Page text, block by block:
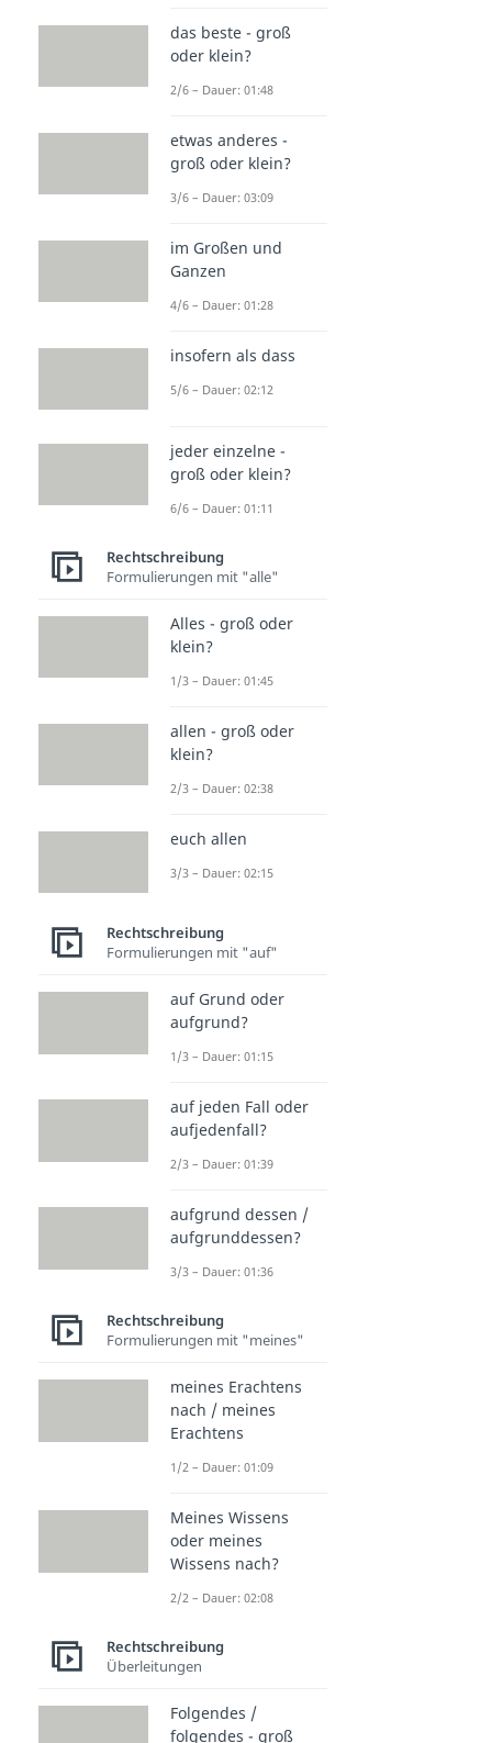
das beste - groß
oder klein?
2/6 – Dauer: 01:48
etwas anderes -
groß oder klein?
3/6 – Dauer: 03:09
im Großen und
Ganzen
4/6 – Dauer: 01:28
insofern als dass
5/6 – Dauer: 02:12
jeder einzelne -
groß oder klein?
6/6 – Dauer: 01:11
Rechtschreibung
Formulierungen mit "alle"
Alles - groß oder
klein?
1/3 – Dauer: 01:45
allen - groß oder
klein?
2/3 – Dauer: 02:38
euch allen
3/3 – Dauer: 02:15
Rechtschreibung
Formulierungen mit "auf"
auf Grund oder
aufgrund?
1/3 – Dauer: 01:15
auf jeden Fall oder
aufjedenfall?
2/3 – Dauer: 01:39
aufgrund dessen /
aufgrunddessen?
3/3 – Dauer: 01:36
Rechtschreibung
Formulierungen mit "meines"
meines Erachtens
nach / meines
Erachtens
1/2 – Dauer: 01:09
Meines Wissens
oder meines
Wissens nach?
2/2 – Dauer: 02:08
Rechtschreibung
Überleitungen
Folgendes /
folgendes - groß